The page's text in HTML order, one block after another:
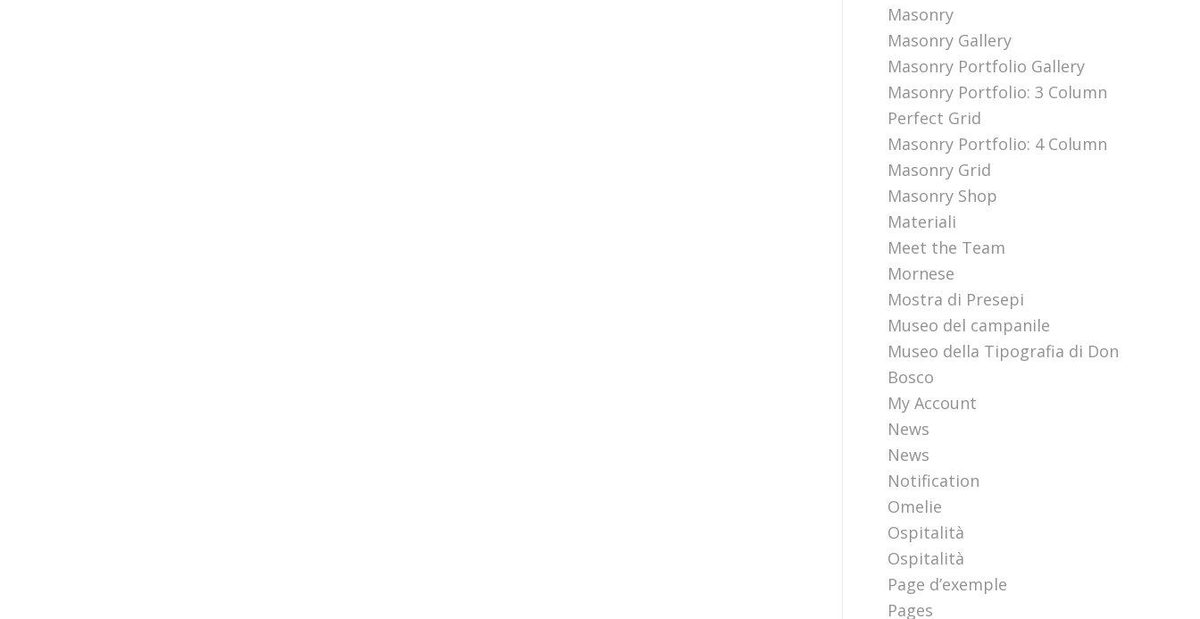
Masonry
Masonry Gallery
Masonry Portfolio Gallery
Masonry Portfolio: 3 Column
Perfect Grid
Masonry Portfolio: 4 Column
Masonry Grid
Masonry Shop
Materiali
Meet the Team
Mornese
Mostra di Presepi
Museo del campanile
Museo della Tipografia di Don
Bosco
My Account
News
News
Notification
Omelie
Ospitalità
Ospitalità
Page d’exemple
Pages